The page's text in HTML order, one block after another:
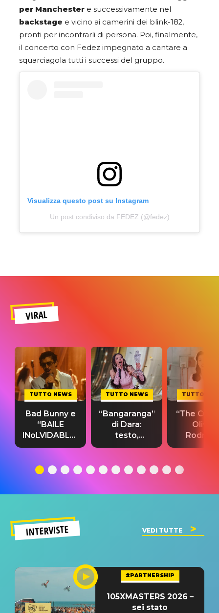
per Manchester e successivamente nel
backstage e vicino ai camerini dei blink-182,
pronti per incontrarli di persona. Poi, finalmente,
il concerto con Fedez impegnato a cantare a
squarciagola tutti i successi del gruppo.
Visualizza questo post su Instagram
Un post condiviso da FEDEZ (@fedez)
VIRAL
TUTTO NEWS
Bad Bunny e
“BAILE
INoLVIDABLE”:
testo,
significato
TUTTO NEWS
“Bangaranga”
di Dara:
testo,
traduzione e
del singolo
TUTTO
“The
Olivia
testo,
INTERVISTE VEDI TUTTE
#PARTNERSHIP
105XMASTERS 2026 –
sei stato